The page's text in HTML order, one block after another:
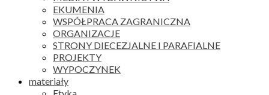
EKUMENIA
WSPÓŁPRACA ZAGRANICZNA
ORGANIZACJE
STRONY DIECEZJALNE I PARAFIALNE
PROJEKTY
WYPOCZYNEK
materiały